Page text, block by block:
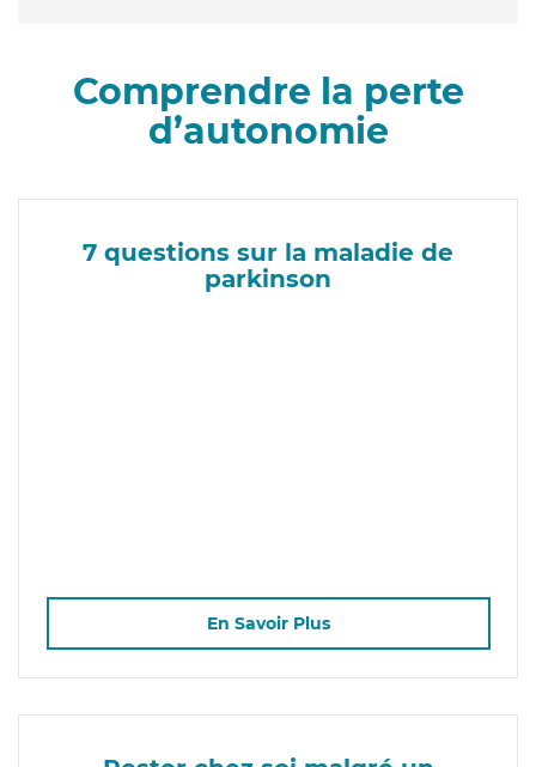
Comprendre la perte
d’autonomie
7 questions sur la maladie de
parkinson
En Savoir Plus